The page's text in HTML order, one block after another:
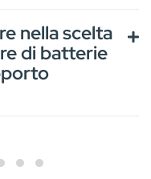
nella scelta
di batterie